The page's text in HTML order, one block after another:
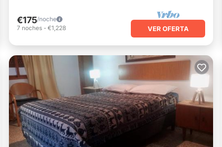
€175/noche
7 noches - €1,228 VER OFERTA